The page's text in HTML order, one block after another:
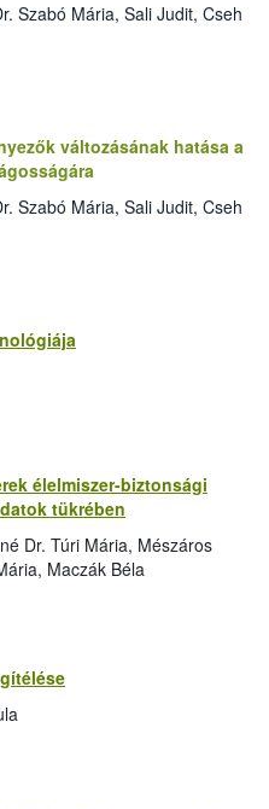
Szabó Mária, Sali Judit, Cseh
változásának hatása a
Szabó Mária, Sali Judit, Cseh
élelmiszer-biztonsági
tükrében
Dr. Túri Mária, Mészáros
Maczák Béla